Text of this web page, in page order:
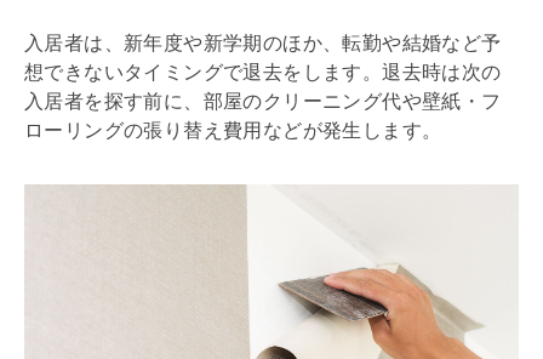
入居者は、新年度や新学期のほか、転勤や結婚など予
想できないタイミングで退去をします。退去時は次の
入居者を探す前に、部屋のクリーニング代や壁紙・フ
ローリングの張り替え費用などが発生します。